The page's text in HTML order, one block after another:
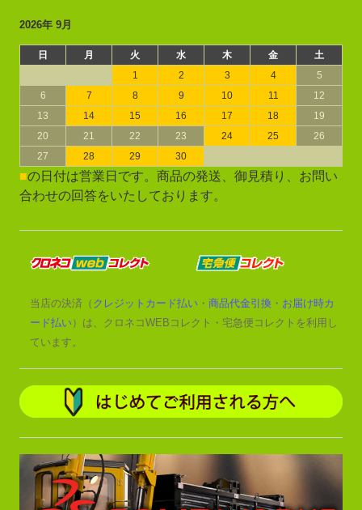
2026年 9月
日 月 火 水 木 金
土
1
2 3 4
5
6
7 8 9 10 11
12
13
14 15 16 17 18
19
20
21 22 23 24 25
26
27
28 29 30
■の日付は営業日です。商品の発送、御見積り、お問い
合わせの回答をいたしております。
当店の決済（ クレジットカード払い ・ 商品代金引換 ・ お届け時カ
ード払い）は、クロネコWEBコレクト・宅急便コレクトを利用し
ています。